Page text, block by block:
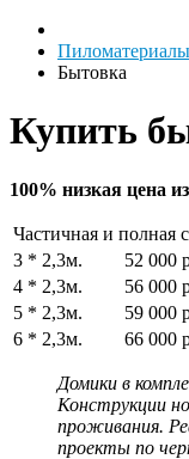
Пиломатериалы
Бытовка
Купить
100% низкая цена
Частичная и полная
3 * 2,3м.
52 000
4 * 2,3м.
56 000
5 * 2,3м.
59 000
6 * 2,3м.
66 000
Домики в
Конструкции
проживания.
проекты по